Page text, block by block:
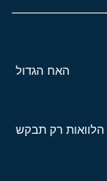
האח הגדול
הלוואות רק תבקש